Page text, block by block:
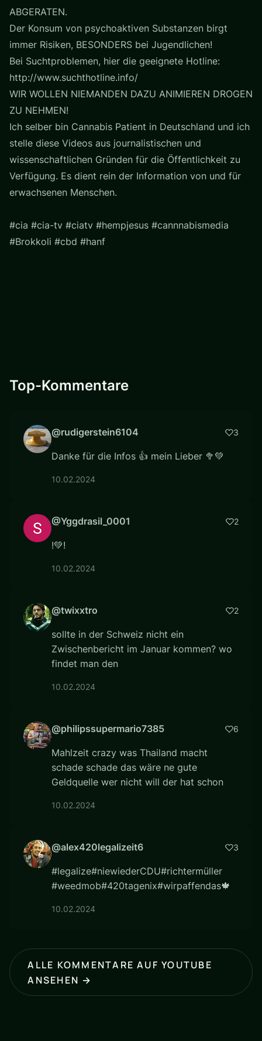
ABGERATEN.
Der Konsum von psychoaktiven Substanzen birgt
immer Risiken, BESONDERS bei Jugendlichen!
Bei Suchtproblemen, hier die geeignete Hotline:
http://www.suchthotline.info/
WIR WOLLEN NIEMANDEN DAZU ANIMIEREN DROGEN
ZU NEHMEN!
Ich selber bin Cannabis Patient in Deutschland und ich
stelle diese Videos aus journalistischen und
wissenschaftlichen Gründen für die Öffentlichkeit zu
Verfügung. Es dient rein der Information von und für
erwachsenen Menschen.
#cia #cia-tv #ciatv #hempjesus #cannnabismedia
#Brokkoli #cbd #hanf
Top-Kommentare
@rudigerstein6104 3
Danke für die Infos 👍 mein Lieber 🥦💚
10.02.2024
@Yggdrasil_0001 2
!💚!
10.02.2024
@twixxtro 2
sollte in der Schweiz nicht ein
Zwischenbericht im Januar kommen? wo
findet man den
10.02.2024
@philipssupermario7385 6
Mahlzeit crazy was Thailand macht
schade schade das wäre ne gute
Geldquelle wer nicht will der hat schon
10.02.2024
@alex420legalizeit6 3
#legalize#niewiederCDU#richtermüller
#weedmob#420tagenix#wirpaffendas🍁
10.02.2024
ALLE KOMMENTARE AUF YOUTUBE
ANSEHEN →